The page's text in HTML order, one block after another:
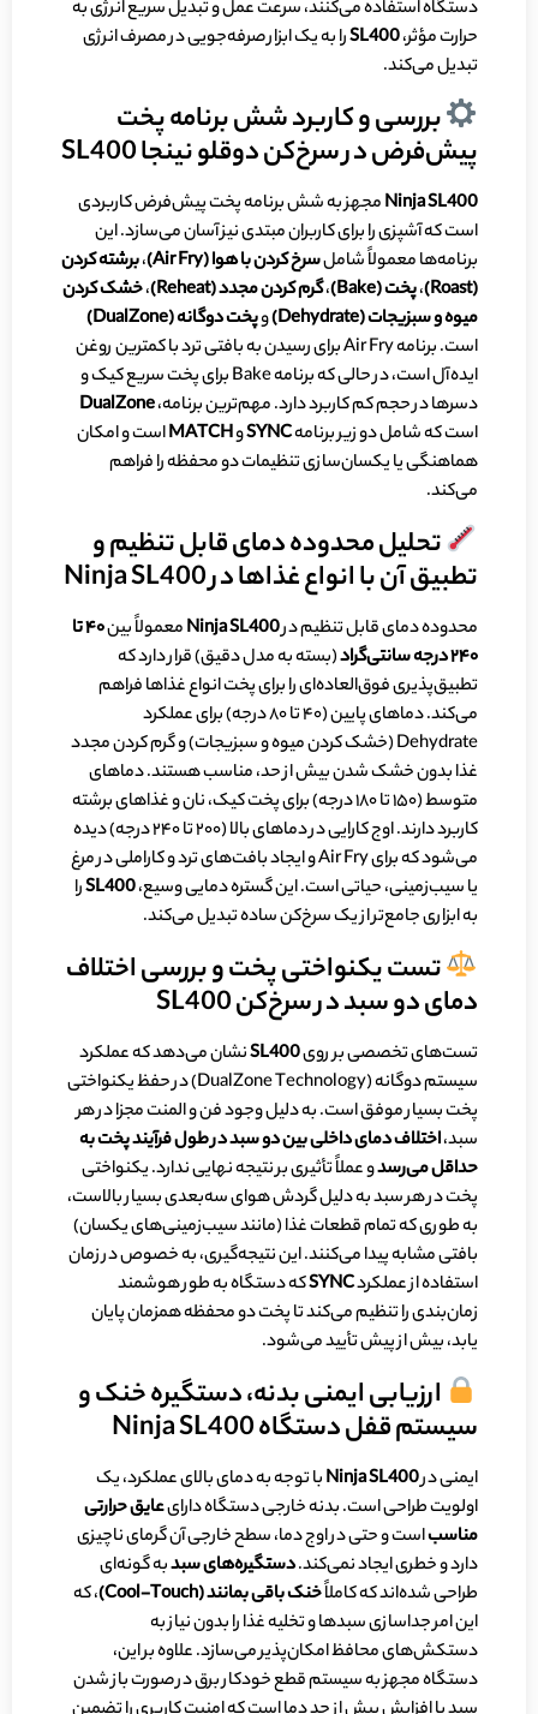
دستگاه استفاده می‌کنند، سرعت عمل و تبدیل سریع انرژی به
حرارت مؤثر،SL400را به یک ابزار صرفه‌جویی در مصرف انرژی
تبدیل می‌کند.
بررسی و کاربرد شش برنامه پخت
پیش‌فرض در سرخ‌کن دوقلو نینجا SL400
Ninja SL400مجهز به شش برنامه پخت پیش‌فرض کاربردی
است که آشپزی را برای کاربران مبتدی نیز آسان می‌سازد. این
برنامه‌ها معمولاً شاملسرخ کردن با هوا (Air Fry
)،برشته کردن
(
Roast
)،پخت (Bake
)،گرم کردن مجدد (Reheat
)،خشک کردن
میوه و سبزیجات (Dehydrate
)وپخت دوگانه (DualZone
)
است. برنامه Air Fry برای رسیدن به بافتی ترد با کمترین روغن
ایده‌آل است، در حالی که برنامه Bake برای پخت سریع کیک و
دسرها در حجم کم کاربرد دارد. مهم‌ترین برنامه،DualZone
است که شامل دو زیر برنامهSYNCوMATCHاست و امکان
هماهنگی یا یکسان‌سازی تنظیمات دو محفظه را فراهم
می‌کند.
تحلیل محدوده دمای قابل تنظیم و
تطبیق آن با انواع غذاها در Ninja SL400
محدوده دمای قابل تنظیم درNinja SL400معمولاً بین۴۰تا
۲۴۰درجه سانتی‌گراد(بسته به مدل دقیق) قرار دارد که
تطبیق‌پذیری فوق‌العاده‌ای را برای پخت انواع غذاها فراهم
می‌کند. دماهای پایین (۴۰ تا ۸۰ درجه) برای عملکرد
Dehydrate (خشک کردن میوه و سبزیجات) و گرم کردن مجدد
غذا بدون خشک شدن بیش از حد، مناسب هستند. دماهای
متوسط (۱۵۰ تا ۱۸۰ درجه) برای پخت کیک، نان و غذاهای برشته
کاربرد دارند. اوج کارایی در دماهای بالا (۲۰۰ تا ۲۴۰ درجه) دیده
می‌شود که برای Air Fry و ایجاد بافت‌های ترد و کاراملی در مرغ
یا سیب‌زمینی، حیاتی است. این گستره دمایی وسیع،SL400را
به ابزاری جامع‌تر از یک سرخ‌کن ساده تبدیل می‌کند.
تست یکنواختی پخت و بررسی اختلاف
دمای دو سبد در سرخ‌کن SL400
تست‌های تخصصی بر رویSL400نشان می‌دهد که عملکرد
سیستم دوگانه (DualZone Technology) در حفظ یکنواختی
پخت بسیار موفق است. به دلیل وجود فن و المنت مجزا در هر
سبد،اختلاف دمای داخلی بین دو سبد در طول فرآیند پخت به
حداقل می‌رسدو عملاً تأثیری بر نتیجه نهایی ندارد. یکنواختی
پخت در هر سبد به دلیل گردش هوای سه‌بعدی بسیار بالاست،
به طوری که تمام قطعات غذا (مانند سیب‌زمینی‌های یکسان)
بافتی مشابه پیدا می‌کنند. این نتیجه‌گیری، به خصوص در زمان
استفاده از عملکردSYNCکه دستگاه به طور هوشمند
زمان‌بندی را تنظیم می‌کند تا پخت دو محفظه همزمان پایان
یابد، بیش از پیش تأیید می‌شود.
ارزیابی ایمنی بدنه، دستگیره خنک و
سیستم قفل دستگاه Ninja SL400
ایمنی درNinja SL400با توجه به دمای بالای عملکرد، یک
اولویت طراحی است. بدنه خارجی دستگاه دارایعایق حرارتی
مناسباست و حتی در اوج دما، سطح خارجی آن گرمای ناچیزی
دارد و خطری ایجاد نمی‌کند.دستگیره‌های سبدبه گونه‌ای
طراحی شده‌اند که کاملاًخنک باقی بمانند (Cool-Touch
)، که
این امر جداسازی سبدها و تخلیه غذا را بدون نیاز به
دستکش‌های محافظ امکان‌پذیر می‌سازد. علاوه بر این،
دستگاه مجهز به سیستم قطع خودکار برق در صورت باز شدن